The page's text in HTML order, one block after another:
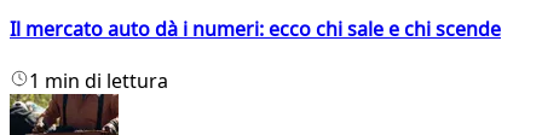
Il mercato auto dà i numeri: ecco chi sale e chi scende
1 min di lettura